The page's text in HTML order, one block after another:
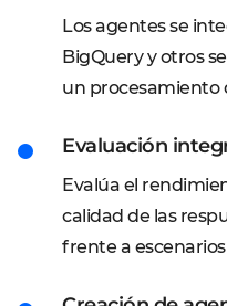
Los agentes se
BigQuery y otros
un procesamiento
Evaluación
Evalúa el
calidad de las
frente a